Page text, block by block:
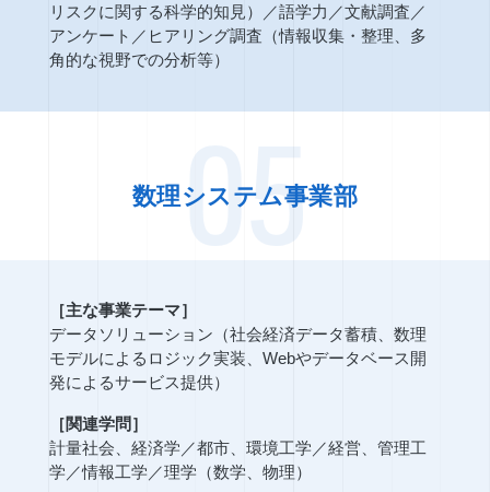
リスクに関する科学的知見）
／語学力 ／文献調査 ／
アンケート ／ ヒアリング調査（情報収集・整理、多
角的な視野での分析等）
05
数理システム事業部
［主な事業テーマ］
データソリューション（社会経済データ蓄積、数理
モデルによるロジック実装、Webやデータベース開
発によるサービス提供）
［関連学問］
計量社会、経済学 ／都市、環境工学 ／経営、管理工
学 ／情報工学 ／理学（数学、物理）